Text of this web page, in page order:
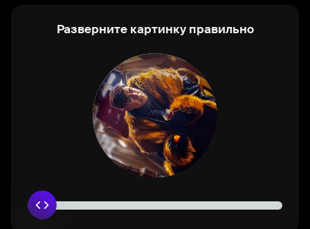
Разверните картинку правильно